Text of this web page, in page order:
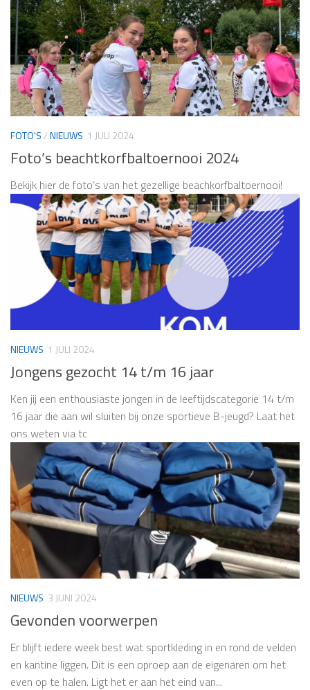
FOTO'S/NIEUWS 1 JULI 2024
Foto’s beachtkorfbaltoernooi 2024
Bekijk hier de foto’s van het gezellige beachkorfbaltoernooi!
NIEUWS 1 JULI 2024
Jongens gezocht 14 t/m 16 jaar
Ken jij een enthousiaste jongen in de leeftijdscategorie 14 t/m
16 jaar die aan wil sluiten bij onze sportieve B-jeugd? Laat het
ons weten via tc
NIEUWS 3 JUNI 2024
Gevonden voorwerpen
Er blijft iedere week best wat sportkleding in en rond de velden
en kantine liggen. Dit is een oproep aan de eigenaren om het
even op te halen. Ligt het er aan het eind van...